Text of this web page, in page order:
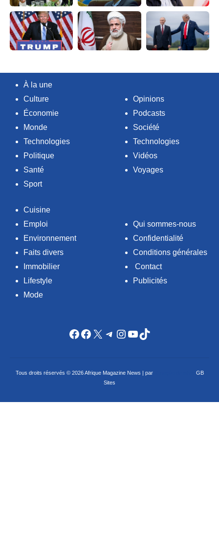
À la une
Culture
Économie
Monde
Technologies
Politique
Santé
Sport
Opinions
Podcasts
Société
Technologies
Vidéos
Voyages
Cuisine
Emploi
Environnement
Faits divers
Immobilier
Lifestyle
Mode
Qui sommes-nous
Confidentialité
Conditions générales
Contact
Publicités
Facebook
Facebook
X Telegram
Instagram
YouTube
TikTok
Tous droits réservés © 2026 Afrique Magazine News | par
GB
Sites